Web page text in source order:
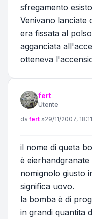
sfregamento
Venivano lanciate
era fissata al
agganciata
otteneva
fert
Utente
Messaggio
dafert »29/11/2007, 18:11
il nome di queta
è eierhandgranate
nomignolo giusto
significa uovo.
la bomba è di
in grandi quantita